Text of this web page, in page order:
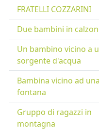
FRATELLI COZZARINI
Due bambini in
Un bambino vicino a
sorgente d'acqua
Bambina vicino ad una
fontana
Gruppo di ragazzi in
montagna